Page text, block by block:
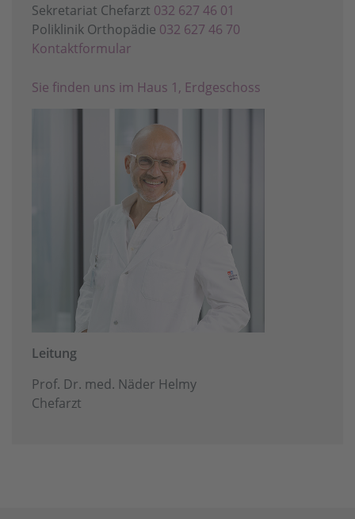
Sekretariat Chefarzt 032 627 46 01
Poliklinik Orthopädie 032 627 46 70
Kontaktformular
Sie finden uns im Haus 1, Erdgeschoss
Leitung
Prof. Dr. med. Näder Helmy
Chefarzt